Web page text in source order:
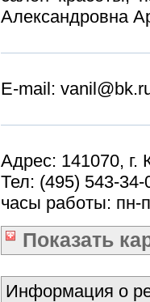
Александровна
E-mail:
Адрес: 141070, г.
Тел: (495) 543-34-
часы работы: пн-
Показать
Информация о